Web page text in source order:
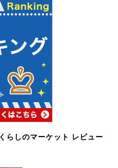
くらしのマーケット レビュー